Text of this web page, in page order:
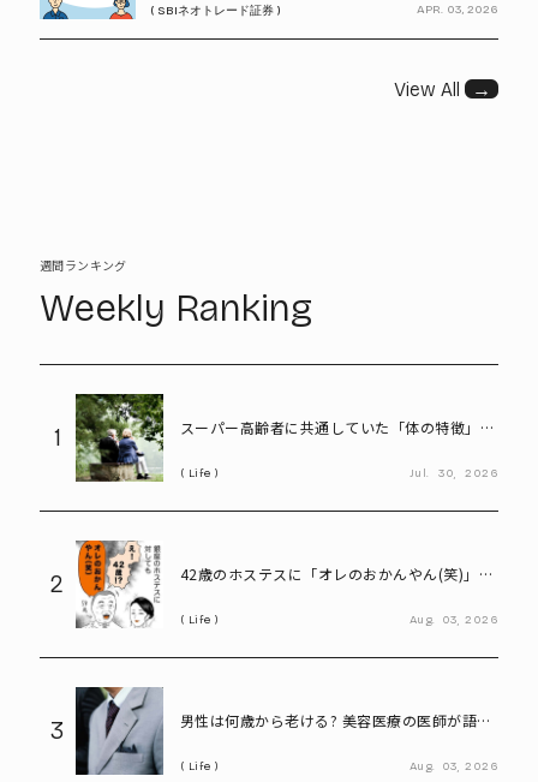
( SBIネオトレード証券 ) APR. 03, 2026
View All →
週間ランキング
Weekly Ranking
1
スーパー高齢者に共通していた「体の特徴」と
Life Jul. 30, 2026
2
42歳のホステスに「オレのおかんやん(笑)」と
Life Aug. 03, 2026
3
男性は何歳から老ける? 美容医療の医師が語る
Life Aug. 03, 2026